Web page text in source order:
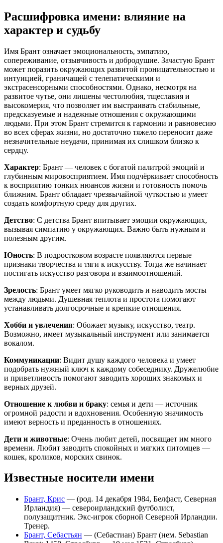
Расшифровка имени: влияние на
характер и судьбу
Имя Брант означает эмоциональность, эмпатию,
сопереживание, отзывчивость и добродушие. Зачастую Брант
может поразить окружающих развитой проницательностью и
интуицией, граничащей с телепатическими и
экстрасенсорными способностями. Однако, несмотря на
развитое чутье, они лишены честолюбия, тщеславия и
высокомерия, что позволяет им выстраивать стабильные,
предсказуемые и надежные отношения с окружающими
людьми. При этом Брант стремится к гармонии и равновесию
во всех сферах жизни, но достаточно тяжело переносит даже
незначительные неудачи, принимая их слишком близко к
сердцу.
Характер: Брант — человек с богатой палитрой эмоций и
глубинным мировосприятием. Имя подчёркивает способность
к восприятию тонких нюансов жизни и готовность помочь
ближним. Брант обладает чрезвычайной чуткостью и умеет
создать комфортную среду для других.
Детство: С детства Брант впитывает эмоции окружающих,
вызывая симпатию у окружающих. Важно быть нужным и
полезным другим.
Юность: В подростковом возрасте появляются первые
признаки творчества и тяги к искусству. Тогда же начинает
постигать искусство разговора и взаимоотношений.
Зрелость: Брант умеет мягко руководить и наводить мосты
между людьми. Душевная теплота и простота помогают
устанавливать долгосрочные и крепкие отношения.
Хобби и увлечения: Обожает музыку, искусство, театр.
Возможно, имеет музыкальный инструмент или занимается
вокалом.
Коммуникации: Видит душу каждого человека и умеет
подобрать нужный ключ к каждому собеседнику. Дружелюбие
и приветливость помогают заводить хороших знакомых и
верных друзей.
Отношение к любви и браку: семья и дети — источник
огромной радости и вдохновения. Особенную значимость
имеют верность и преданность в отношениях.
Дети и животные: Очень любит детей, посвящает им много
времени. Любит заводить спокойных и мягких питомцев —
кошек, кроликов, морских свинок.
Известные носители имени
Брант, Крис — (род. 14 декабря 1984, Белфаст, Северная
Ирландия) — североирландский футболист,
полузащитник. Экс-игрок сборной Северной Ирландии.
Тренер.
Брант, Себастьян — (Себастиан) Брант (нем. Sebastian